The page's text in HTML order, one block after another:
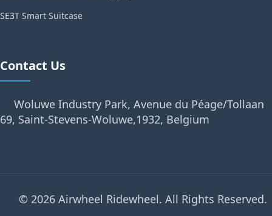
SE3T Smart Suitcase
Contact Us
Woluwe Industry Park, Avenue du Péage/Tollaan
69, Saint-Stevens-Woluwe,1932, Belgium
© 2026 Airwheel Ridewheel. All Rights Reserved.